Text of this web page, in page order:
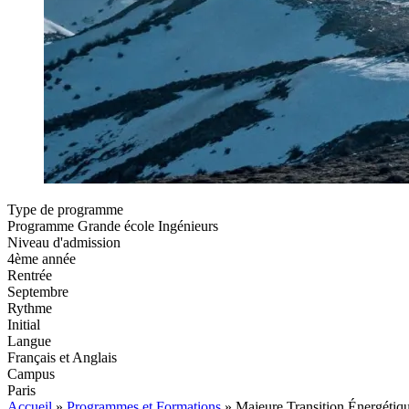
Type de programme
Programme Grande école Ingénieurs
Niveau d'admission
4ème année
Rentrée
Septembre
Rythme
Initial
Langue
Français et Anglais
Campus
Paris